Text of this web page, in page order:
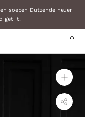
soeben Dutzende neuer
get it!